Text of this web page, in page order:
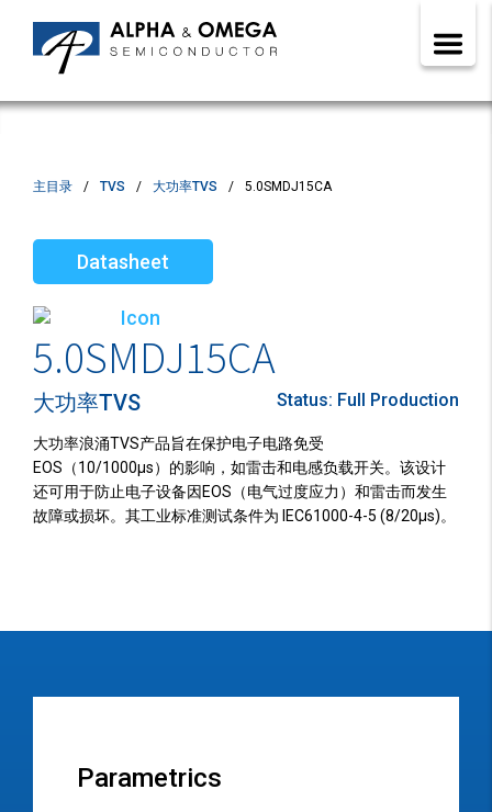
主目录 TVS 大功率TVS 5.0SMDJ15CA
Datasheet
5.0SMDJ15CA
大功率TVS Status: Full Production
大功率浪涌TVS产品旨在保护电子电路免受
EOS（10/1000µs）的影响，如雷击和电感负载开关。该设计
还可用于防止电子设备因EOS（电气过度应力）和雷击而发生
故障或损坏。其工业标准测试条件为 IEC61000-4-5 (8/20µs)。
Parametrics